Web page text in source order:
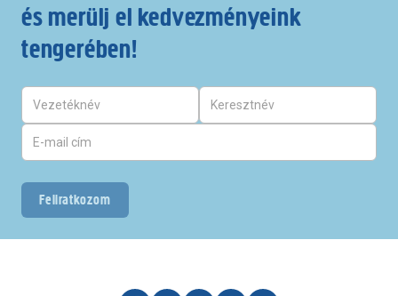
és merülj el kedvezményeink
tengerében!
Feliratkozom